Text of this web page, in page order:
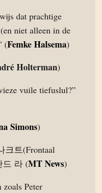
dat prachtige
niet alleen in de
(Femke Halsema)
Holterman)
vuile tiefuslul?”
Simons)
크트(Frontaal
드 라 (MT News)
zoals Peter